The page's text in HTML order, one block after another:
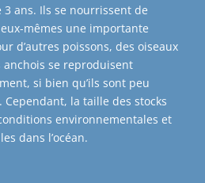
ans. Ils se nourrissent de
mêmes une importante
d’autres poissons, des oiseaux
anchois se reproduisent
si bien qu’ils sont peu
la taille des stocks
environnementales et
dans l’océan.